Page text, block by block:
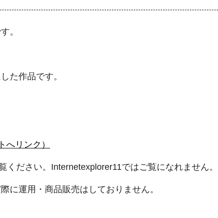
。
た作品です。
へリンク）
ください。Internetexplorer11ではご覧になれません
に運用・商品販売はしておりません。